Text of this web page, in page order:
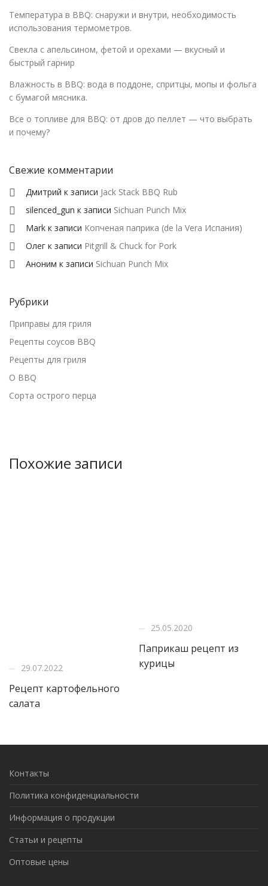
Температура в BBQ: снаружи и внутри, необходимость
использования термометров.
Свекла с апельсином, фетой и орехами — вкусный и
быстрый гарнир
Влажность в BBQ: вода в поддоне, спритцы, мопы и фольга
с бумагой мясника.
Все о топливе для BBQ: от дров до пеллет — что выбрать
и почему?
Свежие комментарии
Дмитрий к записи Jack Stack BBQ Rub
silenced_gun к записи Sichuan Punch Mix
Mark к записи Копченая паприка (de la Vera Испания)
Олег к записи Pitgrill & Chuck for Pork
Аноним к записи Sichuan Punch Mix
Рубрики
Приправы для гриля
Рецепты соусов BBQ
Рецепты для гриля
О BBQ
Сорта острого перца
Похожие записи
29.07.2022
Рецепт картофельного
салата
25.05.2020
Паприкаш рецепт из
курицы
Контакты
Политика конфиденциальности
Информация о продукции
Статьи и рецепты
Оптовые цены